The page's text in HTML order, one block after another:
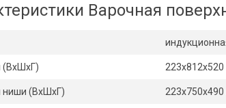
Варочная
(ВхШхГ)
ниши (ВхШхГ)